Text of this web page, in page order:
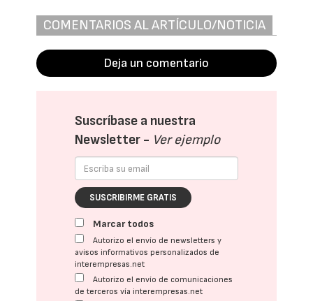
COMENTARIOS AL ARTÍCULO/NOTICIA
Deja un comentario
Suscríbase a nuestra
Newsletter - Ver ejemplo
SUSCRIBIRME GRATIS
Marcar todos
Autorizo el envío de newsletters y
avisos informativos personalizados de
interempresas.net
Autorizo el envío de comunicaciones
de terceros vía interempresas.net